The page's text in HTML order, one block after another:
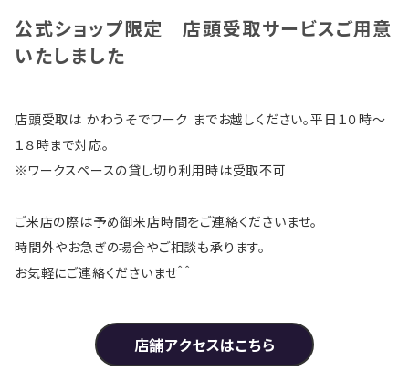
公式ショップ限定 店頭受取サービスご用意
いたしました
店頭受取は かわうそでワーク までお越しください。平日１０時～
１８時まで対応。
※ワークスペースの貸し切り利用時は受取不可
ご来店の際は予め御来店時間をご連絡くださいませ。
時間外やお急ぎの場合やご相談も承ります。
お気軽にご連絡くださいませ＾＾
店舗アクセスはこちら